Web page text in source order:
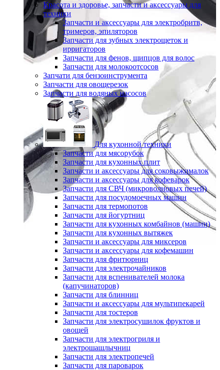
Красота и здоровье, запчасти и аксессуары для
техники
Запчасти и аксессуары для электробритв,
тримеров, эпиляторов
Запчасти для зубных электрощеток и
ирригаторов
Запчасти для фенов, щипцов для волос
Запчасти для молокоотсосов
Запчати для бензоинструмента
Запчасти для овощерезок
Запчасти для водяных насосов
Для кухонной техники
Запчасти для мясорубок
Запчасти для кухонных плит
Запчасти и аксессуары для соковыжималок
Запчасти и аксессуары для кофеварок
Запчасти для СВЧ (микроволновых печей)
Запчасти для посудомоечных машин
Запчасти для термопотов
Запчасти для йогуртниц
Запчасти для кухонных комбайнов (машин)
Запчасти для кухонных вытяжек
Запчасти и аксессуары для миксеров
Запчасти и аксессуары для кофемашин
Запчасти для фритюрниц
Запчасти для электрочайников
Запчасти для вспенивателей молока
(капучинаторов)
Запчасти для блинниц
Запчасти и аксессуары для мультипекарей
Запчасти для тостеров
Запчасти для электросушилок фруктов и
овощей
Запчасти для электрогриля и
электрошашлычниц
Запчасти для электропечей
Запчасти для пароварок